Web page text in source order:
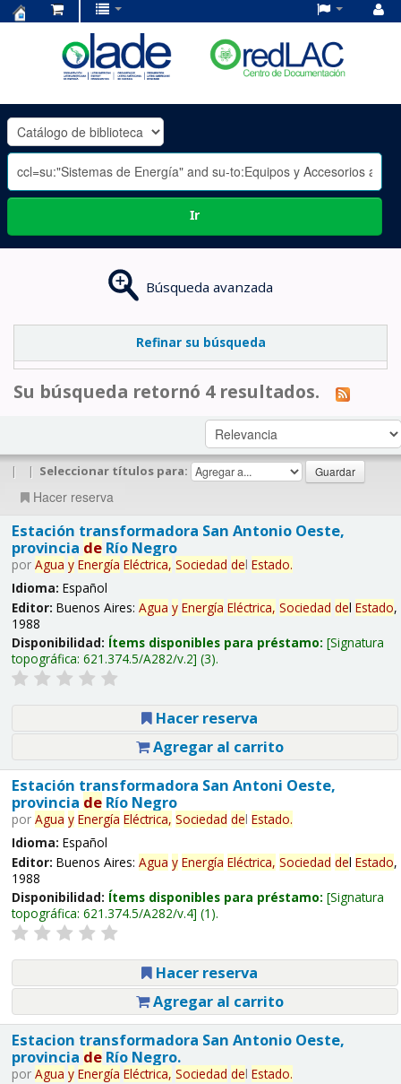
OLADE
-
Ir
Búsqueda avanzada
Refinar su búsqueda
Su búsqueda retornó 4 resultados.
| | Seleccionar títulos para:
Hacer reserva
Estación transformadora San Antonio Oeste,
provincia deRío Negro
por Agua y Energía Eléctrica, Sociedad del Estado.
Idioma: Español
Editor: Buenos Aires: Agua y Energía Eléctrica, Sociedad del Estado,
1988
Disponibilidad: Ítems disponibles para préstamo: Signatura
topográfica: 621.374.5/A282/v.2 (3).
Hacer reserva
Agregar al carrito
Estación transformadora San Antoni Oeste,
provincia deRío Negro
por Agua y Energía Eléctrica, Sociedad del Estado.
Idioma: Español
Editor: Buenos Aires: Agua y Energía Eléctrica, Sociedad del Estado,
1988
Disponibilidad: Ítems disponibles para préstamo: Signatura
topográfica: 621.374.5/A282/v.4 (1).
Hacer reserva
Agregar al carrito
Estacion transformadora San Antonio Oeste,
provincia deRío Negro.
por Agua y Energía Eléctrica, Sociedad del Estado.